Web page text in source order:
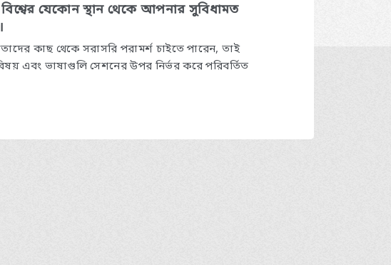
যেকোন স্থান থেকে আপনার সুবিধামত
কাছ থেকে সরাসরি পরামর্শ চাইতে পারেন, তাই
এবং ভাষাগুলি সেশনের উপর নির্ভর করে পরিবর্তিত